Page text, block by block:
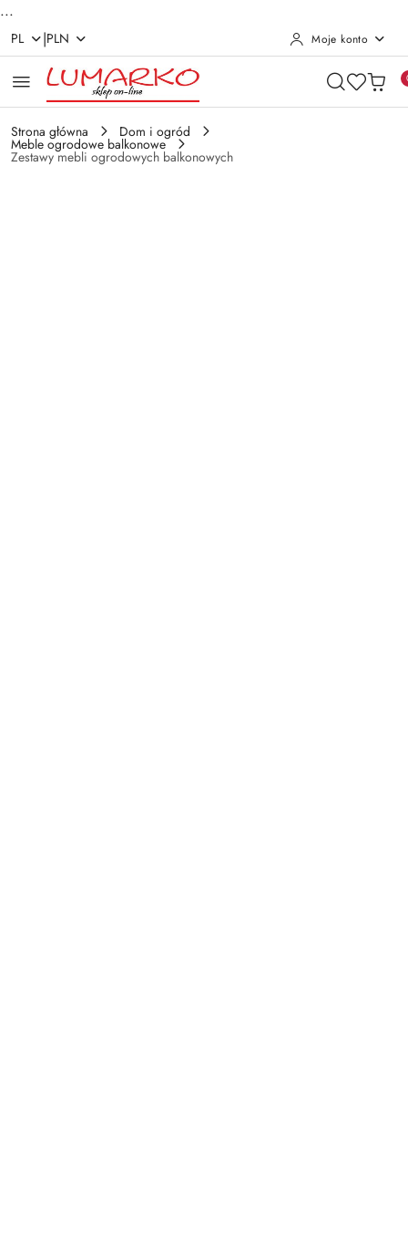
...
Przejdź do treści głównej
Przejdź do wyszukiwarki
Przejdź do moje konto
Przejdź do menu głównego
Przejdź do opisu produktu
Przejdź do stopki
PL |PLN Moje konto
Strona główna Dom i ogród
Meble ogrodowe balkonowe
Zestawy mebli ogrodowych balkonowych